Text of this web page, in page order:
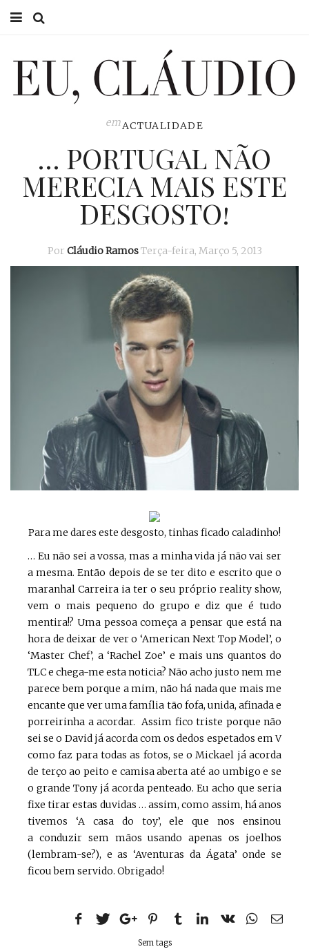
EU CLÁUDIO
EU, PAI
ACTUALIDADE
emACTUALIDADE
… PORTUGAL NÃO
MERECIA MAIS ESTE
DESGOSTO!
Por Cláudio RamosTerça-feira, Março 5, 2013
Para me dares este desgosto, tinhas ficado caladinho!
… Eu não sei a vossa, mas a minha vida já não vai ser
a mesma. Então depois de se ter dito e escrito que o
maranhal Carreira ia ter o seu próprio reality show,
vem o mais pequeno do grupo e diz que é tudo
mentira!? Uma pessoa começa a pensar que está na
hora de deixar de ver o ‘American Next Top Model’, o
‘Master Chef’, a ‘Rachel Zoe’ e mais uns quantos do
TLC e chega-me esta noticia? Não acho justo nem me
parece bem porque a mim, não há nada que mais me
encante que ver uma família tão fofa, unida, afinada e
porreirinha a acordar. Assim fico triste porque não
sei se o David já acorda com os dedos espetados em V
como faz para todas as fotos, se o Mickael já acorda
de terço ao peito e camisa aberta até ao umbigo e se
o grande Tony já acorda penteado. Eu acho que seria
fixe tirar estas duvidas … assim, como assim, há anos
tivemos ‘A casa do toy’, ele que nos ensinou
a conduzir sem mãos usando apenas os joelhos
(lembram-se?), e as ‘Aventuras da Ágata’ onde se
ficou bem servido. Obrigado!
Sem tags